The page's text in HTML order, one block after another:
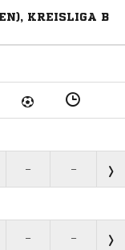
KREISLIGA B
– –
– –